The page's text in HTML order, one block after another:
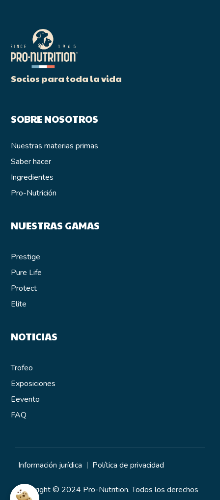
Socios para toda la vida
SOBRE NOSOTROS
Nuestras materias primas
Saber hacer
Ingredientes
Pro-Nutrición
NUESTRAS GAMAS
Prestige
Pure Life
Protect
Elite
NOTICIAS
Trofeo
Exposiciones
Eevento
FAQ
Información jurídica Política de privacidad
Copyright © 2024 Pro-Nutrition. Todos los derechos